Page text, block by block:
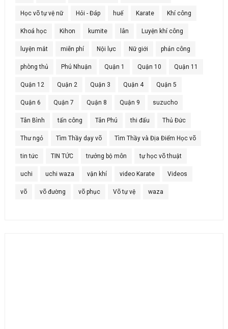
Học võ tự vệ nữ Hỏi - Đáp huế Karate Khí công
Khoá học Kihon kumite lân Luyện khí công
luyện mắt miễn phí Nội lực Nữ giới phản công
phòng thủ Phú Nhuận Quận 1 Quận 10 Quận 11
Quận 12 Quận 2 Quận 3 Quận 4 Quận 5
Quận 6 Quận 7 Quận 8 Quận 9 suzucho
Tân Bình tấn công Tân Phú thi đấu Thủ Đức
Thư ngỏ Tìm Thầy dạy võ Tìm Thầy và Địa Điểm Học võ
tin tức TIN TỨC trưởng bộ môn tự học võ thuật
uchi uchi waza vận khí video Karate Videos
võ võ đường võ phục Võ tự vệ waza